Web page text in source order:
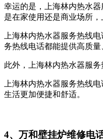
幸运的是，上海林内热水
是在家使用还是商业场所
上海林内热水器服务热线
务热线电话都能提供高质量
此外，上海林内热水器服
上海林内热水器服务热线
生活更加便捷和舒适。
4、万和壁挂炉维修电